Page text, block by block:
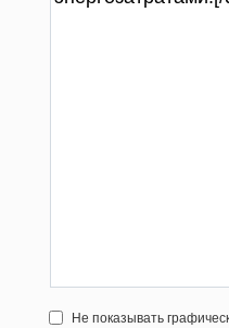
Не показывать